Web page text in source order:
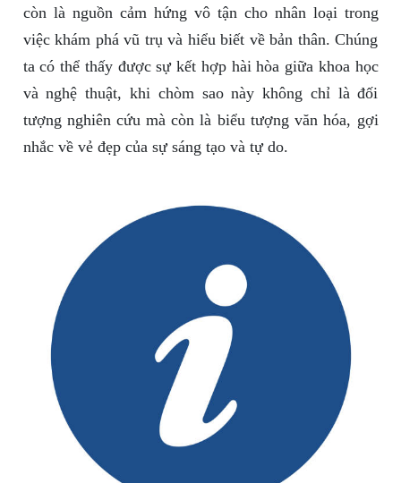
còn là nguồn cảm hứng vô tận cho nhân loại trong
việc khám phá vũ trụ và hiểu biết về bản thân. Chúng
ta có thể thấy được sự kết hợp hài hòa giữa khoa học
và nghệ thuật, khi chòm sao này không chỉ là đối
tượng nghiên cứu mà còn là biểu tượng văn hóa, gợi
nhắc về vẻ đẹp của sự sáng tạo và tự do.